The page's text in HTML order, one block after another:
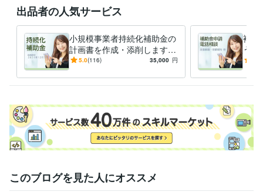
制作
ホームページ ランディングページ
クリック単価
ウェブ広告 ウェブ制作 ホームページ制作
ビジネス代行・事務代行 小規模事業者持続化補助金
事業再構築補助
金・ものづくり補助金
補助金 助成金 給付金
ものづくり補助金
事業再構築補助金
実績報告
認定支援機関
出品者の人気サービス
小規模事業者持続化補助金の
計画書を作成・添削します
補助金サポート歴10年、毎回
択
5.0(116) 35,000 円
補助
うか
採択
このブログを見た人にオススメ